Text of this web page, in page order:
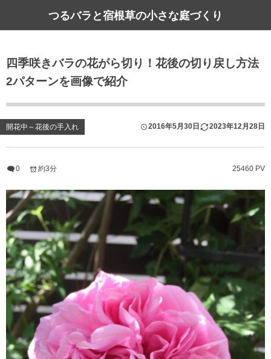
つるバラと宿根草の小さな庭づくり
四季咲きバラの花がら切り！花後の切り戻し方法
2パターンを画像で紹介
開花中～花後の手入れ 2016年5月30日 2023年12月28日
0 25460 PV
約3分